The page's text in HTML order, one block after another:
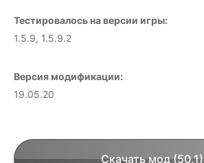
Тестировалось на версии игры:
1.5.9, 1.5.9.2
Версия модификации:
19.05.20
Скачать мод (50.1)